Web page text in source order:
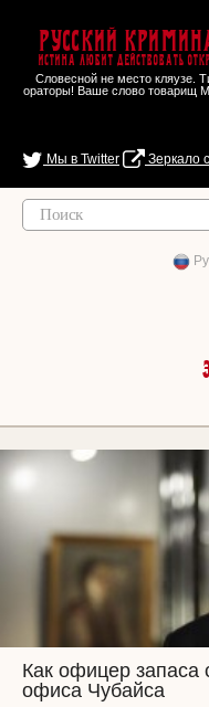
Русский
Истина любит действовать
Словесной не место кляузе.
ораторы! Ваше слово товарищ
Мы в Twitter Зеркало
Как офицер запаса
офиса Чубайса